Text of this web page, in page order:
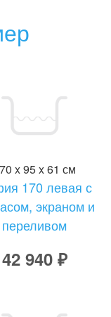
x 95 x 61 см
170 левая с
экраном и
переливом
42 940 ₽